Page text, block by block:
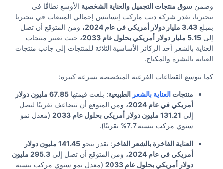
وضمن سوق منتجات التجميل والعناية الشخصية الأوسع نطاقًا في
نيجيريا، تقدر شركة ديب ماركت إنسايتس إجمالي المبيعات في نيجيريا
بمبلغ 3.43 مليار دولار أمريكي في عام 2024،
ومن المتوقع أن تصل
إلى 5.15 مليار دولار أمريكي بحلول عام 2033،
حيث تعتبر منتجات
العناية بالشعر أحد الركائز الأساسية الثلاثة للمنتجات إلى جانب منتجات
العناية بالبشرة والمكياج.
كما تتوسع القطاعات الفرعية المتخصصة بسرعة كبيرة:
منتجات العناية بالشعر الطبيعية: بلغت قيمتها
67.85 مليون دولار
أمريكي في عام 2024،
ومن المتوقع أن تتضاعف تقريبًا لتصل
إلى 131.21 مليون دولار أمريكي بحلول عام 2033
(معدل نمو
سنوي مركب بنسبة 7.7% تقريبًا).
العناية الفاخرة بالشعر الفاخر : تقدر بنحو
141.45 مليون دولار
أمريكي في عام 2024،
ومن المتوقع أن تصل إلى
295.3 مليون
دولار أمريكي بحلول عام 2033
(معدل نمو سنوي مركب بنسبة